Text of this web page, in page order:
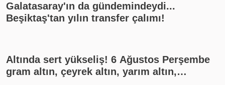
Galatasaray'ın da gündemindeydi...
Beşiktaş'tan yılın transfer çalımı!
Altında sert yükseliş! 6 Ağustos Perşembe
gram altın, çeyrek altın, yarım altın,